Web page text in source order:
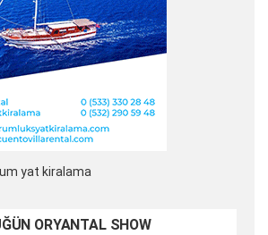
yat kiralama
ORYANTAL SHOW